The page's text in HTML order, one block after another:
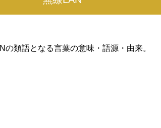
の類語となる言葉の意味・語源・由来。